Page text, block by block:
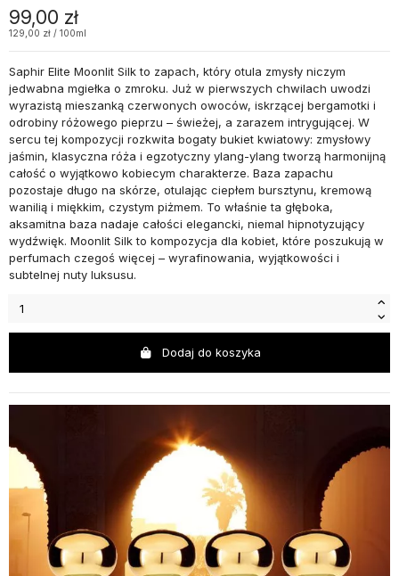
99,00 zł
129,00 zł / 100ml
Saphir Elite Moonlit Silk to zapach, który otula zmysły niczym
jedwabna mgiełka o zmroku. Już w pierwszych chwilach uwodzi
wyrazistą mieszanką czerwonych owoców, iskrzącej bergamotki i
odrobiny różowego pieprzu – świeżej, a zarazem intrygującej. W
sercu tej kompozycji rozkwita bogaty bukiet kwiatowy: zmysłowy
jaśmin, klasyczna róża i egzotyczny ylang-ylang tworzą harmonijną
całość o wyjątkowo kobiecym charakterze. Baza zapachu
pozostaje długo na skórze, otulając ciepłem bursztynu, kremową
wanilią i miękkim, czystym piżmem. To właśnie ta głęboka,
aksamitna baza nadaje całości elegancki, niemal hipnotyzujący
wydźwięk. Moonlit Silk to kompozycja dla kobiet, które poszukują w
perfumach czegoś więcej – wyrafinowania, wyjątkowości i
subtelnej nuty luksusu.
Dodaj do koszyka